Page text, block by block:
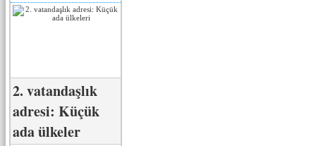
2. vatandaşlık
adresi: Küçük
ada ülkeler